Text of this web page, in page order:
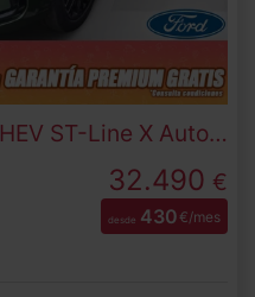
2.5 Duratec PHEV ST-Line X Auto 178 kW (243 CV)
32.490 €
desde 430€/mes